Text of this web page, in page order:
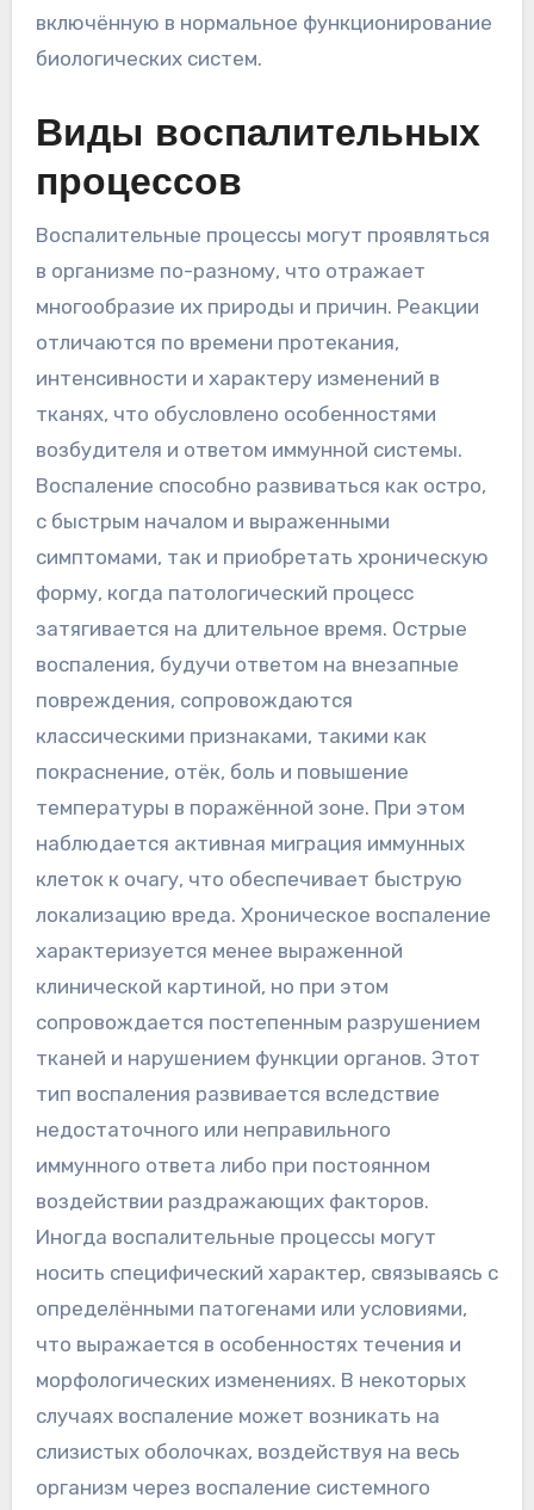
включённую в нормальное функционирование
биологических систем.
Виды воспалительных
процессов
Воспалительные процессы могут проявляться
в организме по-разному, что отражает
многообразие их природы и причин. Реакции
отличаются по времени протекания,
интенсивности и характеру изменений в
тканях, что обусловлено особенностями
возбудителя и ответом иммунной системы.
Воспаление способно развиваться как остро,
с быстрым началом и выраженными
симптомами, так и приобретать хроническую
форму, когда патологический процесс
затягивается на длительное время. Острые
воспаления, будучи ответом на внезапные
повреждения, сопровождаются
классическими признаками, такими как
покраснение, отёк, боль и повышение
температуры в поражённой зоне. При этом
наблюдается активная миграция иммунных
клеток к очагу, что обеспечивает быструю
локализацию вреда. Хроническое воспаление
характеризуется менее выраженной
клинической картиной, но при этом
сопровождается постепенным разрушением
тканей и нарушением функции органов. Этот
тип воспаления развивается вследствие
недостаточного или неправильного
иммунного ответа либо при постоянном
воздействии раздражающих факторов.
Иногда воспалительные процессы могут
носить специфический характер, связываясь с
определёнными патогенами или условиями,
что выражается в особенностях течения и
морфологических изменениях. В некоторых
случаях воспаление может возникать на
слизистых оболочках, воздействуя на весь
организм через воспаление системного